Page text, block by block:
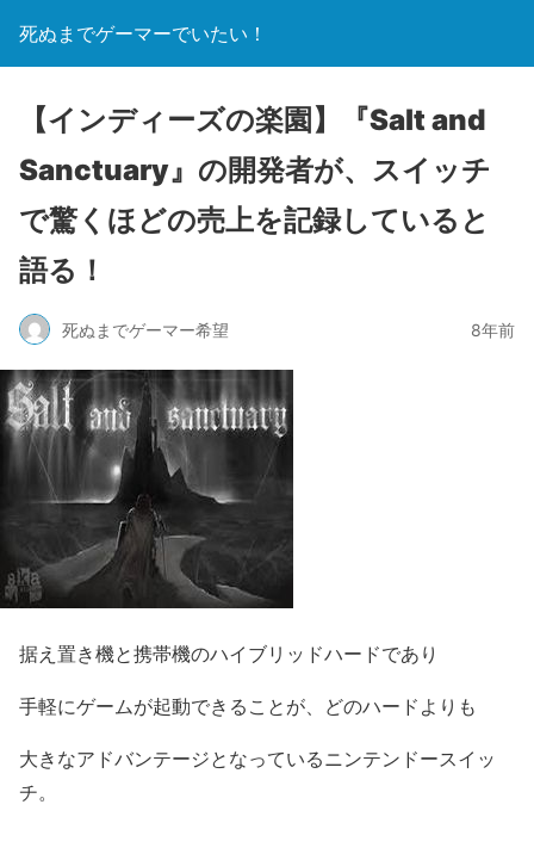
死ぬまでゲーマーでいたい！
【インディーズの楽園】『Salt and
Sanctuary』の開発者が、スイッチ
で驚くほどの売上を記録していると
語る！
死ぬまでゲーマー希望 8年前
据え置き機と携帯機のハイブリッドハードであり
手軽にゲームが起動できることが、どのハードよりも
大きなアドバンテージとなっているニンテンドースイッ
チ。